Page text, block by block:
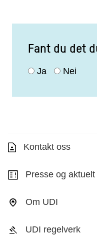
Fant du det
Ja Nei
Kontakt oss
Presse og aktuelt
Om UDI
UDI regelverk